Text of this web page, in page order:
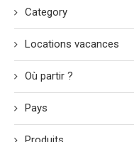
Category
Locations vacances
Où partir ?
Pays